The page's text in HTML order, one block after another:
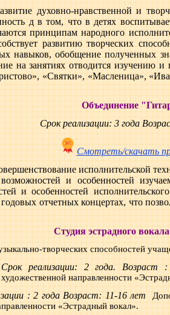
духовно-нравственной и
д в том, что в детях
принципам народного
развитию творческих
навыков, обобщение полученных
на занятиях отводится изучению
«Святки», «Масленица»,
Объединение
Срок реализации: 3 года
Смотреть/скачать
исполнительской
и особенностей
и особенностей
отчетных концертах, что
Студия эстрадного
творческих способностей
Срок реализации: 2 года.
направленности
: 2 года Возраст: 11-16 лет
«Эстрадный вокал».